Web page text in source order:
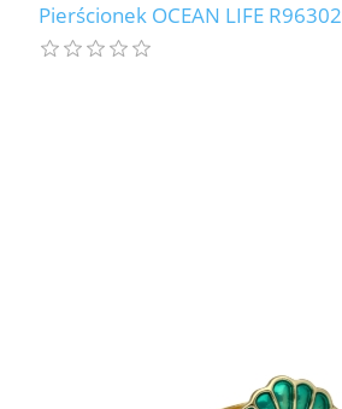
Pierścionek OCEAN LIFE R96302